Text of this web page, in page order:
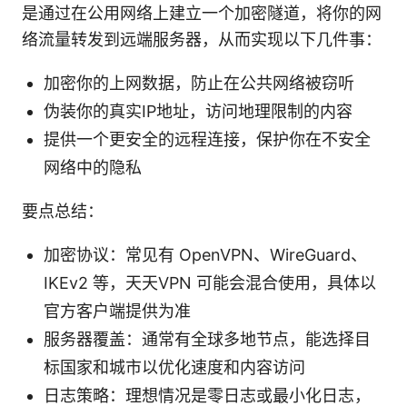
是通过在公用网络上建立一个加密隧道，将你的网
络流量转发到远端服务器，从而实现以下几件事：
加密你的上网数据，防止在公共网络被窃听
伪装你的真实IP地址，访问地理限制的内容
提供一个更安全的远程连接，保护你在不安全
网络中的隐私
要点总结：
加密协议：常见有 OpenVPN、WireGuard、
IKEv2 等，天天VPN 可能会混合使用，具体以
官方客户端提供为准
服务器覆盖：通常有全球多地节点，能选择目
标国家和城市以优化速度和内容访问
日志策略：理想情况是零日志或最小化日志，